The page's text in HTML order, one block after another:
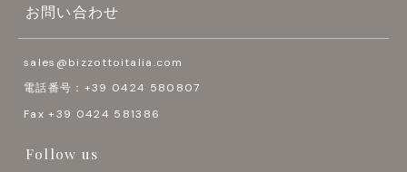
お問い合わせ
sales@bizzottoitalia.com
電話番号：+39 0424 580807
Fax +39 0424 581386
Follow us